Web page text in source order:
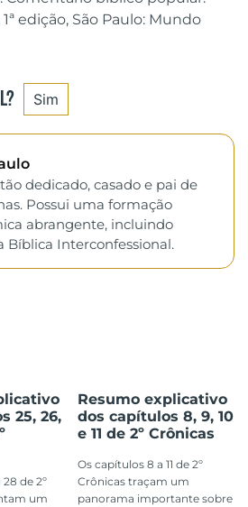
edição, São Paulo: Mundo
Sim
dedicado, casado e pai de
Possui uma formação
abrangente, incluindo
Bíblica Interconfessional.
25, 26,
de 2º
um
Resumo explicativo
dos capítulos 8, 9, 10
e 11 de 2º Crônicas
Os capítulos 8 a 11 de 2º
Crônicas traçam um
panorama importante sobre